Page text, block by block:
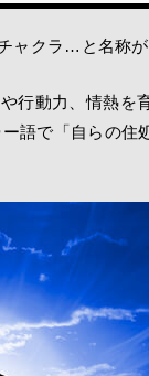
ャクラ…と名称が
行動力、情熱を
語で「自らの住